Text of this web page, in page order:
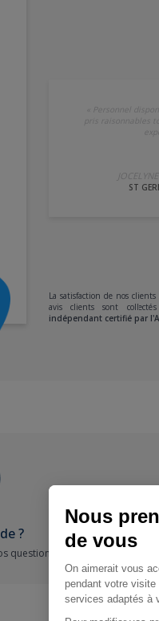
Personnel
pris raisonnables
ST
La satisfaction de nos
avis clients sont
indépendant certifié par
?
questions
Nous
de vous
On aimerait vous
pendant votre
services adaptés à